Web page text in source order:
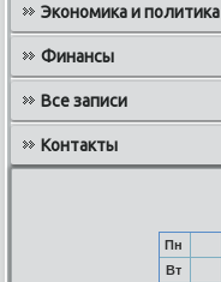
Экономика и политика
Финансы
Все записи
Контакты
Пн
Вт